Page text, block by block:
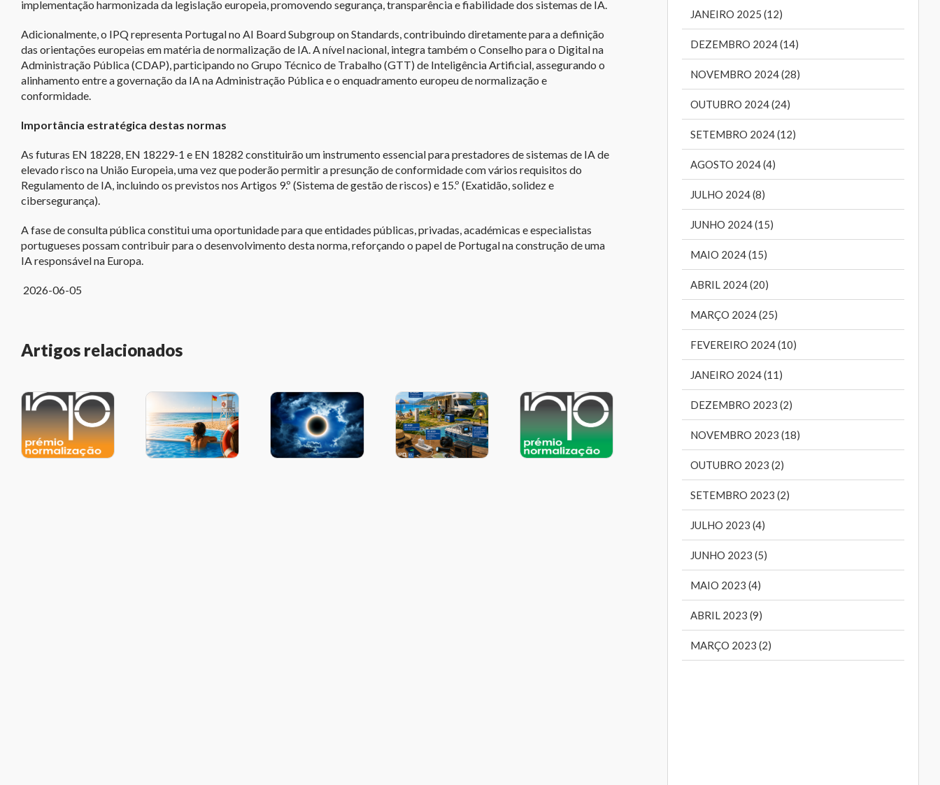
implementação harmonizada da legislação europeia, promovendo segurança, transparência e fiabilidade dos sistemas de IA.
Adicionalmente, o IPQ representa Portugal no AI Board Subgroup on Standards, contribuindo diretamente para a definição
das orientações europeias em matéria de normalização de IA. A nível nacional, integra também o Conselho para o Digital na
Administração Pública (CDAP), participando no Grupo Técnico de Trabalho (GTT) de Inteligência Artificial, assegurando o
alinhamento entre a governação da IA na Administração Pública e o enquadramento europeu de normalização e
conformidade.
Importância estratégica destas normas
As futuras EN 18228, EN 18229-1 e EN 18282 constituirão um instrumento essencial para prestadores de sistemas de IA de
elevado risco na União Europeia, uma vez que poderão permitir a presunção de conformidade com vários requisitos do
Regulamento de IA, incluindo os previstos nos Artigos 9.º (Sistema de gestão de riscos) e 15.º (Exatidão, solidez e
cibersegurança).
A fase de consulta pública constitui uma oportunidade para que entidades públicas, privadas, académicas e especialistas
portugueses possam contribuir para o desenvolvimento desta norma, reforçando o papel de Portugal na construção de uma
IA responsável na Europa.
2026-06-05
Artigos relacionados
JANEIRO 2025 (12)
DEZEMBRO 2024 (14)
NOVEMBRO 2024 (28)
OUTUBRO 2024 (24)
SETEMBRO 2024 (12)
AGOSTO 2024 (4)
JULHO 2024 (8)
JUNHO 2024 (15)
MAIO 2024 (15)
ABRIL 2024 (20)
MARÇO 2024 (25)
FEVEREIRO 2024 (10)
JANEIRO 2024 (11)
DEZEMBRO 2023 (2)
NOVEMBRO 2023 (18)
OUTUBRO 2023 (2)
SETEMBRO 2023 (2)
JULHO 2023 (4)
JUNHO 2023 (5)
MAIO 2023 (4)
ABRIL 2023 (9)
MARÇO 2023 (2)